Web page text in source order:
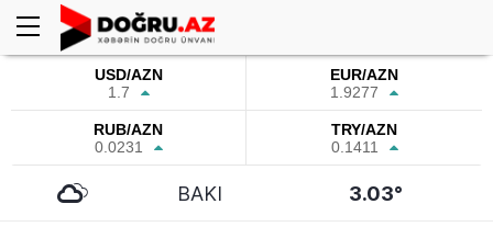
USD/AZN
1.7
EUR/AZN
1.9277
RUB/AZN
0.0231
TRY/AZN
0.1411
BAKI 3.03°